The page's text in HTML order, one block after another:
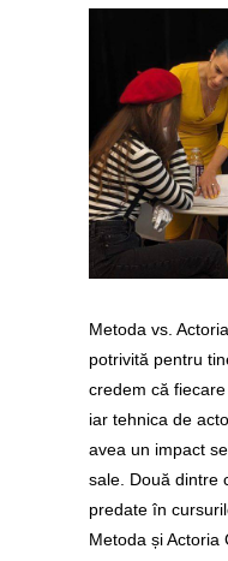
Metoda vs.
potrivită pentru
credem că
iar tehnica de
avea un impact
sale. Două dintre
predate în
Metoda și